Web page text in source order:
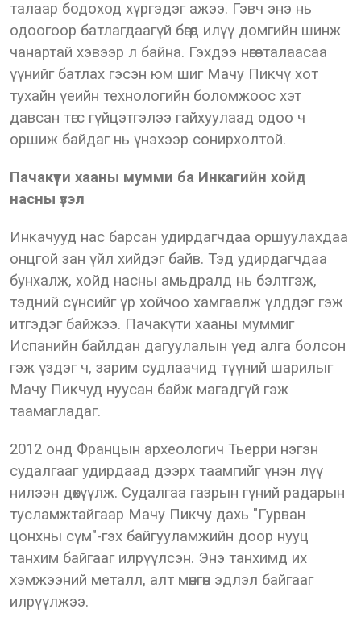
талаар бодоход хүргэдэг ажээ. Гэвч энэ нь
одоогоор батлагдаагүй бөгөөд илүү домгийн шинж
чанартай хэвээр л байна. Гэхдээ нөгөө талаасаа
үүнийг батлах гэсэн юм шиг Мачу Пикчү хот
тухайн үеийн технологийн боломжоос хэт
давсан төгс гүйцэтгэлээ гайхуулаад одоо ч
оршиж байдаг нь үнэхээр сонирхолтой.
Пачакүти хааны мумми ба Инкагийн хойд
насны үзэл
Инкачууд нас барсан удирдагчдаа оршуулахдаа
онцгой зан үйл хийдэг байв. Тэд удирдагчдаа
бунхалж, хойд насны амьдралд нь бэлтгэж,
тэдний сүнсийг үр хойчоо хамгаалж үлддэг гэж
итгэдэг байжээ. Пачакүти хааны муммиг
Испанийн байлдан дагуулалын үед алга болсон
гэж үздэг ч, зарим судлаачид түүний шарилыг
Мачу Пикчуд нуусан байж магадгүй гэж
таамагладаг.
2012 онд Францын археологич Тьерри нэгэн
судалгааг удирдаад дээрх таамгийг үнэн лүү
нилээн дөхүүлж. Судалгаа газрын гүний радарын
тусламжтайгаар Мачу Пикчу дахь "Гурван
цонхны сүм"-гэх байгууламжийн доор нууц
танхим байгааг илрүүлсэн. Энэ танхимд их
хэмжээний металл, алт мөнгөн эдлэл байгааг
илрүүлжээ.